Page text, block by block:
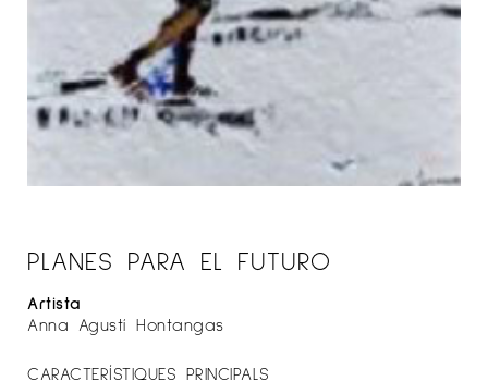
PLANES PARA EL FUTURO
Artista
Anna Agustí Hontangas
CARACTERÍSTIQUES PRINCIPALS